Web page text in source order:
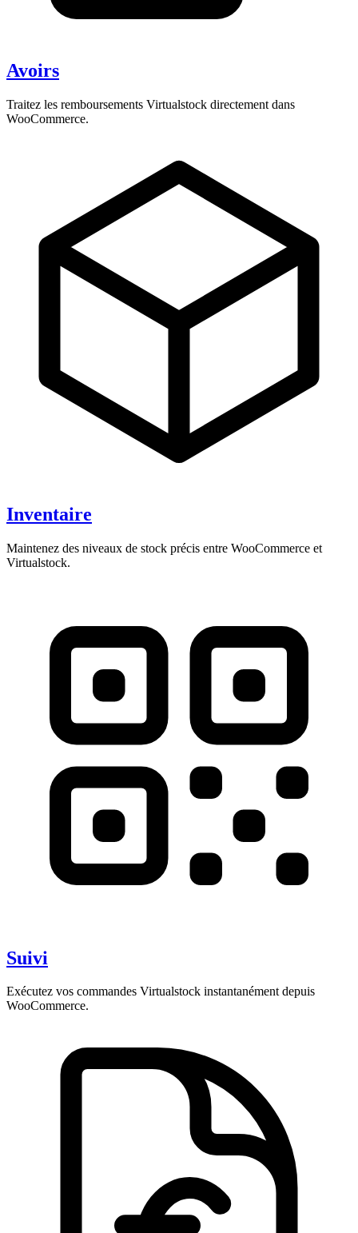
Avoirs
Traitez les remboursements Virtualstock directement dans
WooCommerce.
Inventaire
Maintenez des niveaux de stock précis entre WooCommerce et
Virtualstock.
Suivi
Exécutez vos commandes Virtualstock instantanément depuis
WooCommerce.